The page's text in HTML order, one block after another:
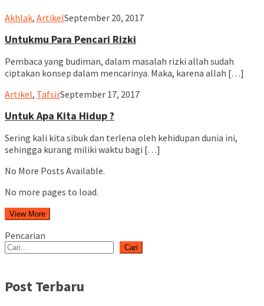
Akhlak, Artikelululalbablampung
September 20, 2017
Untukmu Para Pencari Rizki
Pembaca yang budiman, dalam masalah rizki allah sudah
ciptakan konsep dalam mencarinya. Maka, karena allah […]
Artikel, Tafsirululalbablampung
September 17, 2017
Untuk Apa Kita Hidup ?
Sering kali kita sibuk dan terlena oleh kehidupan dunia ini,
sehingga kurang miliki waktu bagi […]
No More Posts Available.
No more pages to load.
View More
Pencarian
Cari
Post Terbaru